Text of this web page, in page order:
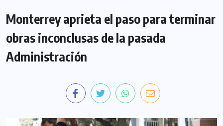
Monterrey aprieta el paso para terminar
obras inconclusas de la pasada
Administración